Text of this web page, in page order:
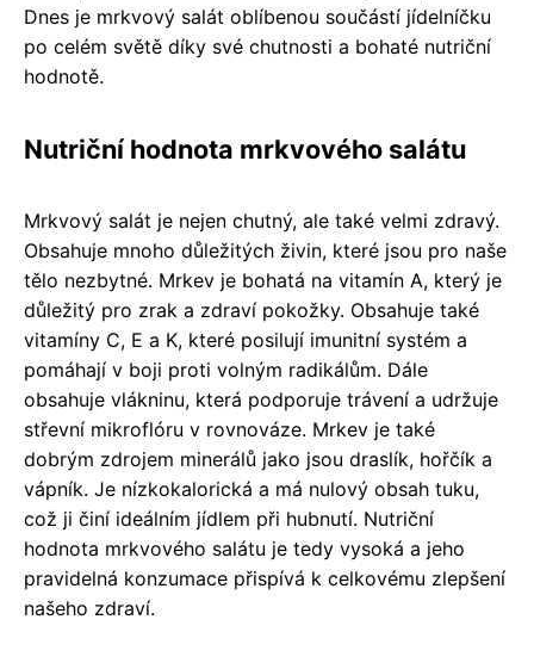
Dnes je mrkvový salát oblíbenou součástí jídelníčku
po celém světě díky své chutnosti a bohaté nutriční
hodnotě.
Nutriční hodnota mrkvového salátu
Mrkvový salát je nejen chutný, ale také velmi zdravý.
Obsahuje mnoho důležitých živin, které jsou pro naše
tělo nezbytné. Mrkev je bohatá na vitamín A, který je
důležitý pro zrak a zdraví pokožky. Obsahuje také
vitamíny C, E a K, které posilují imunitní systém a
pomáhají v boji proti volným radikálům. Dále
obsahuje vlákninu, která podporuje trávení a udržuje
střevní mikroflóru v rovnováze. Mrkev je také
dobrým zdrojem minerálů jako jsou draslík, hořčík a
vápník. Je nízkokalorická a má nulový obsah tuku,
což ji činí ideálním jídlem při hubnutí. Nutriční
hodnota mrkvového salátu je tedy vysoká a jeho
pravidelná konzumace přispívá k celkovému zlepšení
našeho zdraví.